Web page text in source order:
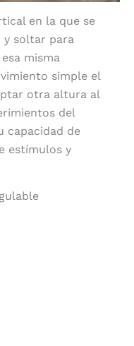
en la que se
y soltar para
misma
simple el
otra altura al
del
capacidad de
estímulos y